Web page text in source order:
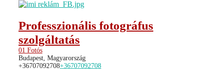
Professzionális fotográfus
szolgáltatás
01 Fotós
Budapest, Magyarország
+36707092708+36707092708